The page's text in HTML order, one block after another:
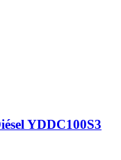
YDDC100S3